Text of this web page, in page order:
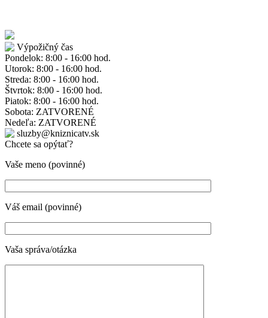
Výpožičný čas
Pondelok: 8:00 - 16:00 hod.
Utorok: 8:00 - 16:00 hod.
Streda: 8:00 - 16:00 hod.
Štvrtok: 8:00 - 16:00 hod.
Piatok: 8:00 - 16:00 hod.
Sobota: ZATVORENÉ
Nedeľa: ZATVORENÉ
sluzby@kniznicatv.sk
Chcete sa opýtať?
Vaše meno (povinné)
Váš email (povinné)
Vaša správa/otázka